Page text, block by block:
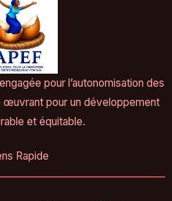
pour l’autonomisation des
pour un développement
et équitable.
Rapide